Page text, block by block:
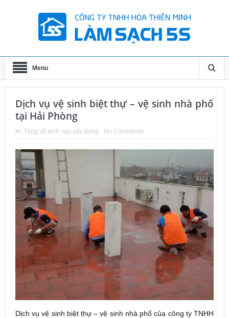
Menu
Dịch vụ vệ sinh biệt thự – vệ sinh nhà phố
tại Hải Phòng
In: Tổng vệ sinh sau xây dựng No Comments
Dịch vụ vệ sinh biệt thự – vệ sinh nhà phố của công ty TNHH